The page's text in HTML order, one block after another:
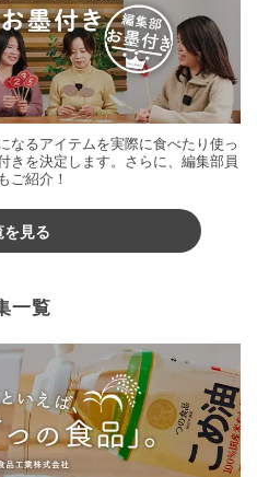
なるアイテムを実際に食べたり使っ
きを決定します。さらに、編集部員
ご紹介！
見る
一覧